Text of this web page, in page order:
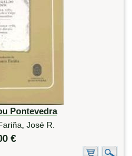
Pontevedra
José R.
€